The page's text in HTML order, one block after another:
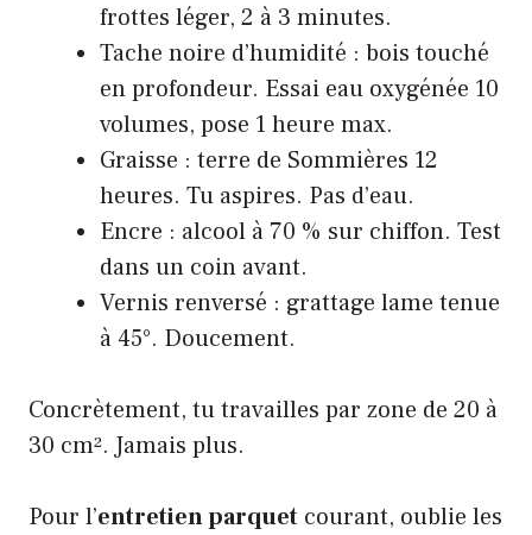
frottes léger, 2 à 3 minutes.
Tache noire d’humidité : bois touché
en profondeur. Essai eau oxygénée 10
volumes, pose 1 heure max.
Graisse : terre de Sommières 12
heures. Tu aspires. Pas d’eau.
Encre : alcool à 70 % sur chiffon. Test
dans un coin avant.
Vernis renversé : grattage lame tenue
à 45°. Doucement.
Concrètement, tu travailles par zone de 20 à
30 cm². Jamais plus.
Pour l’entretien parquet courant, oublie les